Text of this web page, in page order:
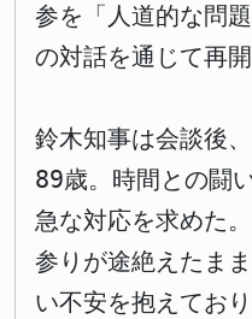
参を「人道的な問
の対話を通じて再
鈴木知事は会談後
89歳。時間との闘
急な対応を求めた
参りが途絶えたま
い不安を抱えてお